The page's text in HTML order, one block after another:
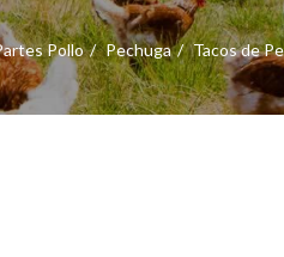
Pollo Pechuga Tacos de